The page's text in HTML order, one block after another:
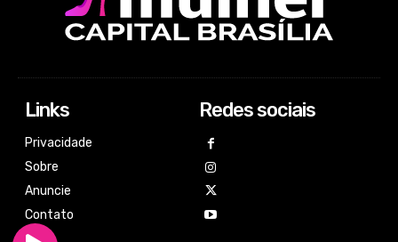
Links
Privacidade
Sobre
Anuncie
Contato
Redes sociais